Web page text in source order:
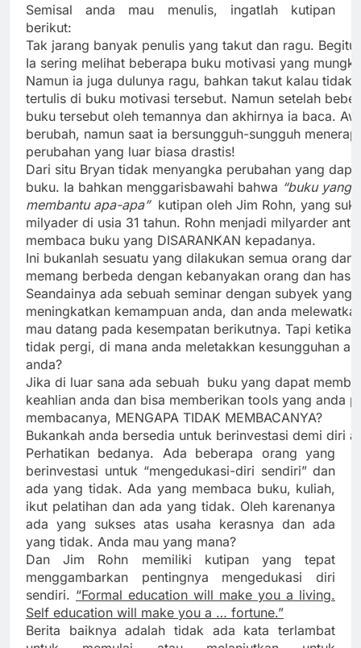
Semisal anda mau menulis, ingatlah kutipan
berikut:
Tak jarang banyak penulis yang takut dan ragu.
Ia sering melihat beberapa buku motivasi yang
Namun ia juga dulunya ragu, bahkan takut kalau tidak
tertulis di buku motivasi tersebut. Namun setelah
buku tersebut oleh temannya dan akhirnya ia baca.
berubah, namun saat ia bersungguh-sungguh
perubahan yang luar biasa drastis!
Dari situ Bryan tidak menyangka perubahan yang
buku. Ia bahkan menggarisbawahi bahwa “buku yang
membantu apa-apa” kutipan oleh Jim Rohn, yang
milyader di usia 31 tahun. Rohn menjadi milyarder
membaca buku yang DISARANKAN kepadanya.
Ini bukanlah sesuatu yang dilakukan semua orang dan
memang berbeda dengan kebanyakan orang dan
Seandainya ada sebuah seminar dengan subyek yang
meningkatkan kemampuan anda, dan anda
mau datang pada kesempatan berikutnya. Tapi ketika
tidak pergi, di mana anda meletakkan kesungguhan
anda?
Jika di luar sana ada sebuah buku yang dapat
keahlian anda dan bisa memberikan tools yang anda
membacanya, MENGAPA TIDAK MEMBACANYA?
Bukankah anda bersedia untuk berinvestasi demi diri
Perhatikan bedanya. Ada beberapa orang yang
berinvestasi untuk “mengedukasi-diri sendiri” dan
ada yang tidak. Ada yang membaca buku, kuliah,
ikut pelatihan dan ada yang tidak. Oleh karenanya
ada yang sukses atas usaha kerasnya dan ada
yang tidak. Anda mau yang mana?
Dan Jim Rohn memiliki kutipan yang tepat
menggambarkan pentingnya mengedukasi diri
sendiri. “Formal education will make you a living.
Self education will make you a … fortune.”
Berita baiknya adalah tidak ada kata terlambat